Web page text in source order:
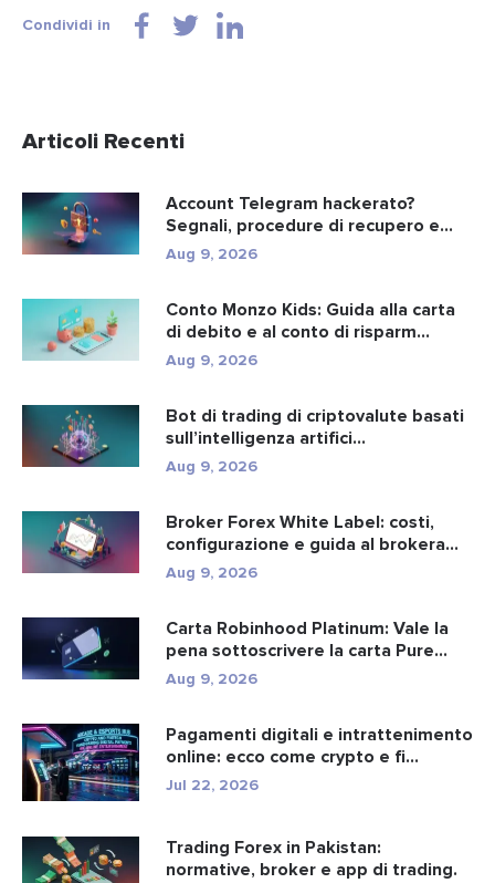
Condividi in
Articoli Recenti
Account Telegram hackerato?
Segnali, procedure di recupero e
preve...
Aug 9, 2026
Conto Monzo Kids: Guida alla carta
di debito e al conto di risparm...
Aug 9, 2026
Bot di trading di criptovalute basati
sull’intelligenza artifici...
Aug 9, 2026
Broker Forex White Label: costi,
configurazione e guida al brokera...
Aug 9, 2026
Carta Robinhood Platinum: Vale la
pena sottoscrivere la carta Pure...
Aug 9, 2026
Pagamenti digitali e intrattenimento
online: ecco come crypto e fi...
Jul 22, 2026
Trading Forex in Pakistan:
normative, broker e app di trading.